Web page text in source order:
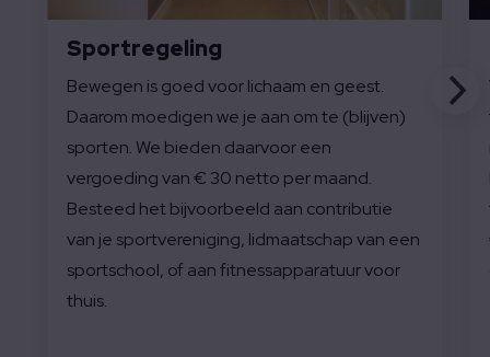
Sportregeling
Bewegen is goed voor lichaam en geest.
Daarom moedigen we je aan om te (blijven)
sporten. We bieden daarvoor een
vergoeding van € 30 netto per maand.
Besteed het bijvoorbeeld aan contributie
van je sportvereniging, lidmaatschap van een
sportschool, of aan fitnessapparatuur voor
thuis.